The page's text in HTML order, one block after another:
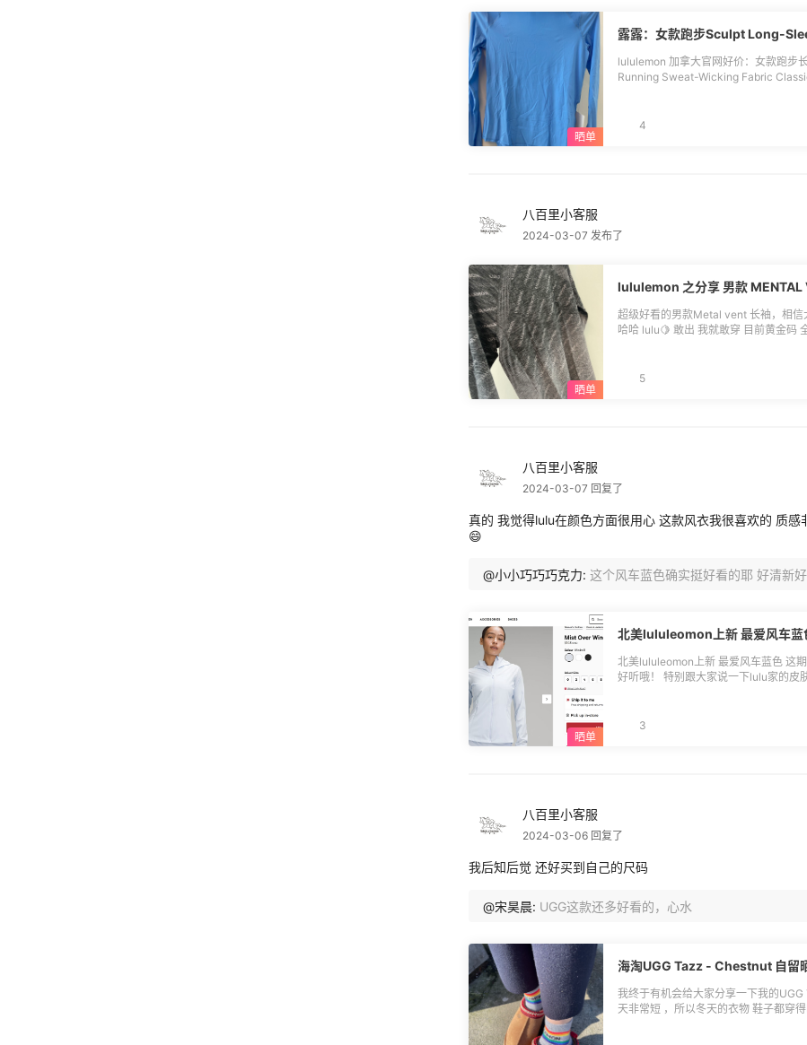
露露：女款跑步Sculpt Long-
lululemon 加拿大官网好价：女款跑步长袖
Running Sweat-Wicking Fabric
哥华转运中心
4
八百里小客服
2024-03-07 发布了
lululemon 之分享 男款 MENTAL
超级好看的男款Metal vent 长袖，相
哈哈 lulu🍋 敢出 我就敢穿 目前黄金码
5
八百里小客服
2024-03-07 回复了
真的 我觉得lulu在颜色方面很用心 这款风衣我很喜欢的 质
😄
@小小巧巧巧克力: 这个风车蓝色确实挺好看的耶 好清新
北美lululeomon上新 最爱风
北美lululeomon上新 最爱风车蓝色 这期上新的新颜色 我最新的是风车蓝 名字也很
好听哦！ 特别跟大家说一下lulu家的皮
了女性的腰线优点，入手一件经典的黑
3
八百里小客服
2024-03-06 回复了
我后知后觉 还好买到自己的尺码
@宋昊晨: UGG这款还多好看的，心水
海淘UGG Tazz - Chestnut 自留
我终于有机会给大家分享一下我的
天非常短 ，所以冬天的衣物 鞋子都穿